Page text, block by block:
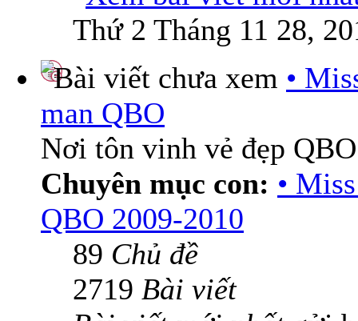
Thứ 2 Tháng 11 28,
•
man QBO
Nơi tôn vinh vẻ đẹp
Chuyên mục con: •
QBO 2009-2010
89 Chủ đề
2719 Bài viết